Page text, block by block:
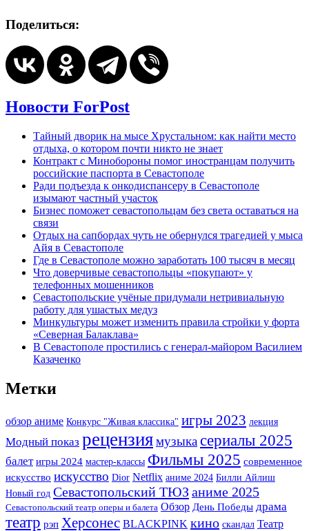
Поделиться:
Новости ForPost
Тайный дворик на мысе Хрустальном: как найти место
отдыха, о котором почти никто не знает
Контракт с Минобороны помог иностранцам получить
российские паспорта в Севастополе
Ради подъезда к онкодиспансеру в Севастополе
изымают частный участок
Бизнес поможет севастопольцам без света оставаться на
связи
Отдых на сапбордах чуть не обернулся трагедией у мыса
Айя в Севастополе
Где в Севастополе можно заработать 100 тысяч в месяц
Что доверчивые севастопольцы «покупают» у
телефонных мошенников
Севастопольские учёные придумали нетривиальную
работу для ушастых медуз
Минкультуры может изменить правила стройки у форта
«Северная Балаклава»
В Севастополе простились с генерал-майором Василием
Казаченко
Метки
обзор аниме Конкурс "Живая классика" игры 2023 лекция
Модный показ рецензиямузыкасериалы 2025
балет игры 2024 мастер-классы Фильмы 2025 современное
искусство искусство Dior Netflix аниме 2024 Билли Айлиш
Новый год Севастопольский ТЮЗ аниме 2025
Севастопольский театр оперы и балета Обзор День Победы драма
театр рэп Херсонес BLACKPINK кино скандал Театр